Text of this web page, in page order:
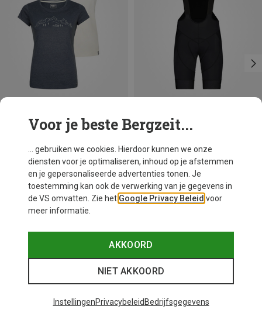
Je bespaart 10% Je bespaart 32%
Voor je beste Bergzeit...
... gebruiken we cookies. Hierdoor kunnen we onze
diensten voor je optimaliseren, inhoud op je afstemmen
en je gepersonaliseerde advertenties tonen. Je
toestemming kan ook de verwerking van je gegevens in
de VS omvatten. Zie het Google Privacy Beleid voor
meer informatie.
AKKOORD
NIET AKKOORD
InstellingenPrivacybeleid Bedrijfsgegevens